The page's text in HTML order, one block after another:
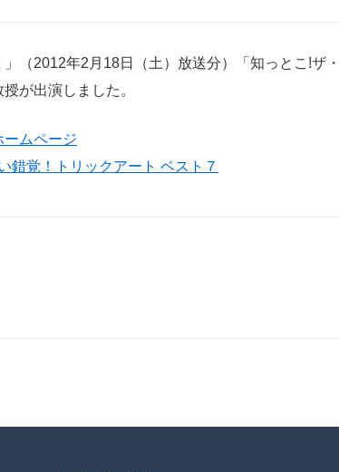
（2012年2月18日（土）放送分）「知っとこ!
が出演しました。
ムページ
錯覚！トリックアート ベスト７